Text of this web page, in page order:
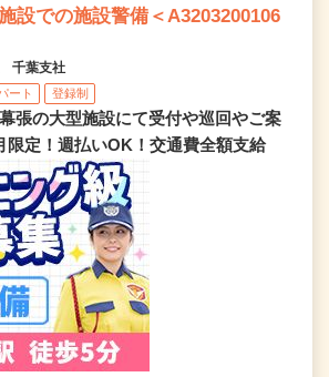
設での施設警備＜A3203200106
千葉支社
ート 登録制
張の大型施設にて受付や巡回やご案
定！週払いOK！交通費全額支給